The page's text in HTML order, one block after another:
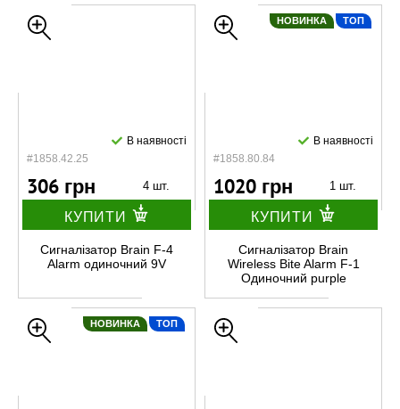
#1858.42.25
В наявності
306 грн 4 шт.
КУПИТИ
Сигналізатор Brain F-4
Alarm одиночний 9V
ТОП
НОВИНКА
#1858.80.84
В наявності
1020 грн 1 шт.
КУПИТИ
Сигналізатор Brain
Wireless Bite Alarm F-1
Одиночний purple
ТОП
НОВИНКА